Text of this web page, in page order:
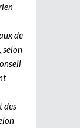
de
selon
des